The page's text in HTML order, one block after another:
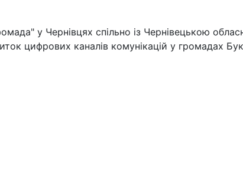
у Чернівцях спільно із Чернівецькою
цифрових каналів комунікацій у громадах